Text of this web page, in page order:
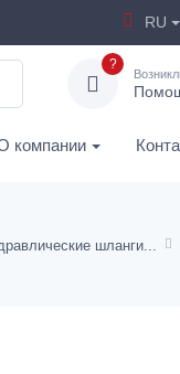
RU
?
компании
шланги